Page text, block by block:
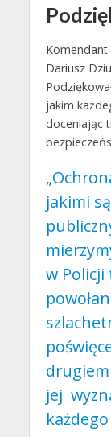
Dariusz
jakim
doceniając
jakimi
w Policji
jej